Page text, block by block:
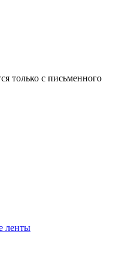
только с письменного
ленты